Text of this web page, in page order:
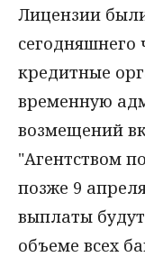
Лицензии
сегодняшнего
кредитные
временную
возмещений
"Агентством
позже 9
выплаты
объеме всех